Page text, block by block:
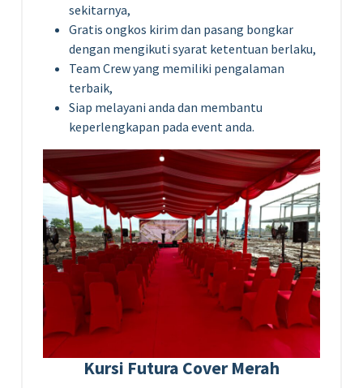
sekitarnya,
Gratis ongkos kirim dan pasang bongkar
dengan mengikuti syarat ketentuan berlaku,
Team Crew yang memiliki pengalaman
terbaik,
Siap melayani anda dan membantu
keperlengkapan pada event anda.
Kursi Futura Cover Merah